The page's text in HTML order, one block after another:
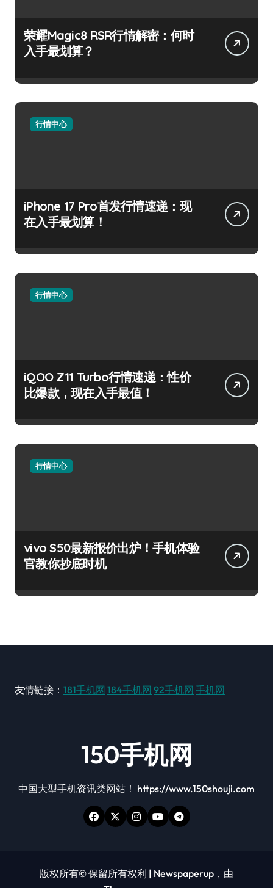
荣耀Magic8 RSR行情解密：何时
入手最划算？
行情中心
iPhone 17 Pro首发行情速递：现
在入手最划算！
行情中心
iQOO Z11 Turbo行情速递：性价
比爆款，现在入手最值！
行情中心
vivo S50最新报价出炉！手机体验
官教你抄底时机
友情链接： 181手机网 184手机网 92手机网 手机网
150手机网
中国大型手机资讯类网站！ https://www.150shouji.com
版权所有© 保留所有权利 | Newspaperup ，由